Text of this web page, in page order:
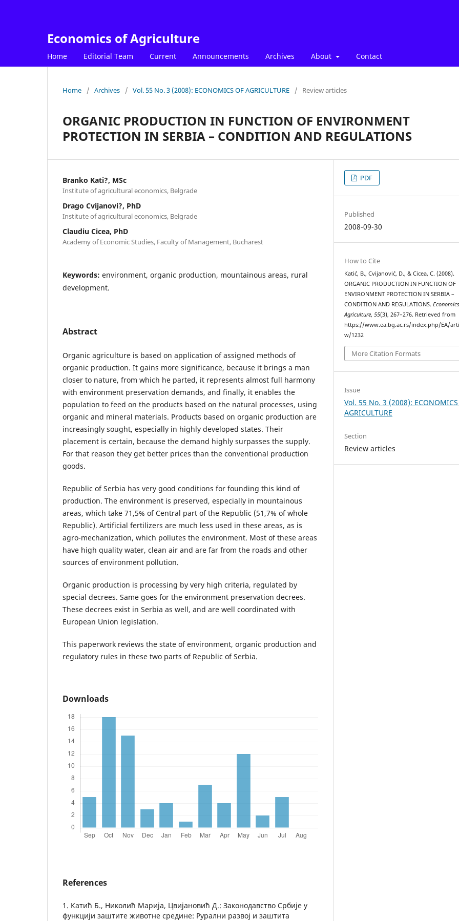
Economics of Agriculture
Home Editorial Team Current Announcements Archives About Contact
Home / Archives / Vol. 55 No. 3 (2008): ECONOMICS OF AGRICULTURE / Review articles
ORGANIC PRODUCTION IN FUNCTION OF ENVIRONMENT
PROTECTION IN SERBIA – CONDITION AND REGULATIONS
Branko Kati?, MSc
Institute of agricultural economics, Belgrade
Drago Cvijanovi?, PhD
Institute of agricultural economics, Belgrade
Claudiu Cicea, PhD
Academy of Economic Studies, Faculty of Management, Bucharest
Keywords: environment, organic production, mountainous areas, rural
development.
Abstract
Organic agriculture is based on application of assigned methods of
organic production. It gains more significance, because it brings a man
closer to nature, from which he parted, it represents almost full harmony
with environment preservation demands, and finally, it enables the
population to feed on the products based on the natural processes, using
organic and mineral materials. Products based on organic production are
increasingly sought, especially in highly developed states. Their
placement is certain, because the demand highly surpasses the supply.
For that reason they get better prices than the conventional production
goods.
Republic of Serbia has very good conditions for founding this kind of
production. The environment is preserved, especially in mountainous
areas, which take 71,5% of Central part of the Republic (51,7% of whole
Republic). Artificial fertilizers are much less used in these areas, as is
agro-mechanization, which pollutes the environment. Most of these areas
have high quality water, clean air and are far from the roads and other
sources of environment pollution.
Organic production is processing by very high criteria, regulated by
special decrees. Same goes for the environment preservation decrees.
These decrees exist in Serbia as well, and are well coordinated with
European Union legislation.
This paperwork reviews the state of environment, organic production and
regulatory rules in these two parts of Republic of Serbia.
Downloads
References
1. Катић Б., Николић Марија, Цвијановић Д.: Законодавство Србије у
функцији заштите животне средине: Рурални развој и заштита
PDF
Published
2008-09-30
How to Cite
Katić, B., Cvijanović, D., & Cicea, C. (2008).
ORGANIC PRODUCTION IN FUNCTION OF
ENVIRONMENT PROTECTION IN SERBIA –
CONDITION AND REGULATIONS.
Agriculture,55(3), 267–276. Retrieved from
https://www.ea.bg.ac.rs/index.php/EA/
w/1232
More Citation Formats
Issue
Vol. 55 No. 3 (2008): ECONOMICS
AGRICULTURE
Section
Review articles